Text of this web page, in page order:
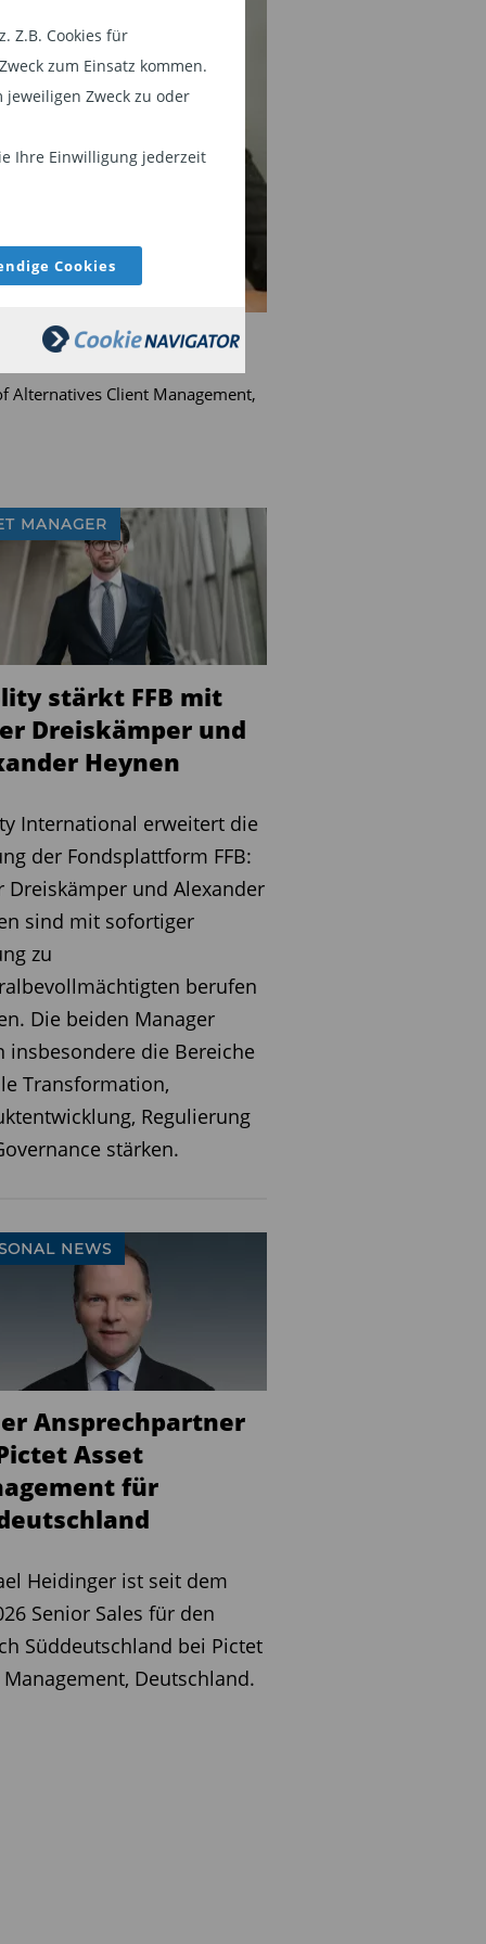
Z.B. Cookies für
zum Einsatz kommen.
Zweck zu oder
Ihre Einwilligung jederzeit
Cookies
Alternatives Client Management,
MANAGER
stärkt FFB mit
Dreiskämper und
Heynen
International erweitert die
der Fondsplattform FFB:
Dreiskämper und Alexander
sind mit sofortiger
zu
berufen
Die beiden Manager
insbesondere die Bereiche
Transformation,
Regulierung
stärken.
NEWS
Ansprechpartner
Asset
für
Heidinger ist seit dem
Senior Sales für den
Süddeutschland bei Pictet
Management, Deutschland.